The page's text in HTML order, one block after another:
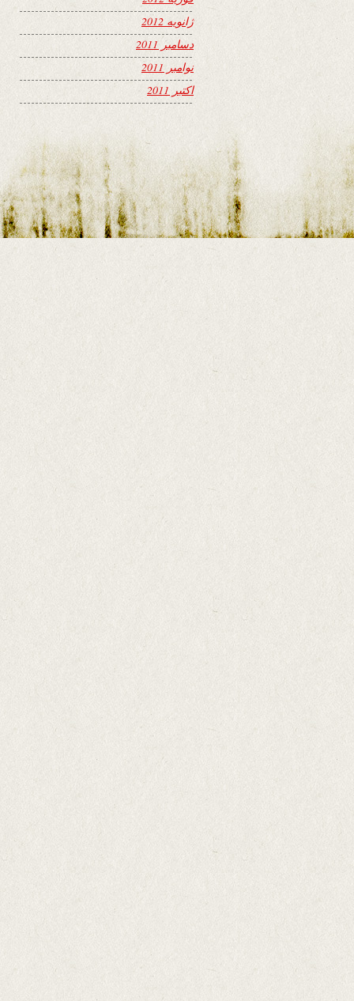
ژانویه 2012
دسامبر 2011
نوامبر 2011
اکتبر 2011